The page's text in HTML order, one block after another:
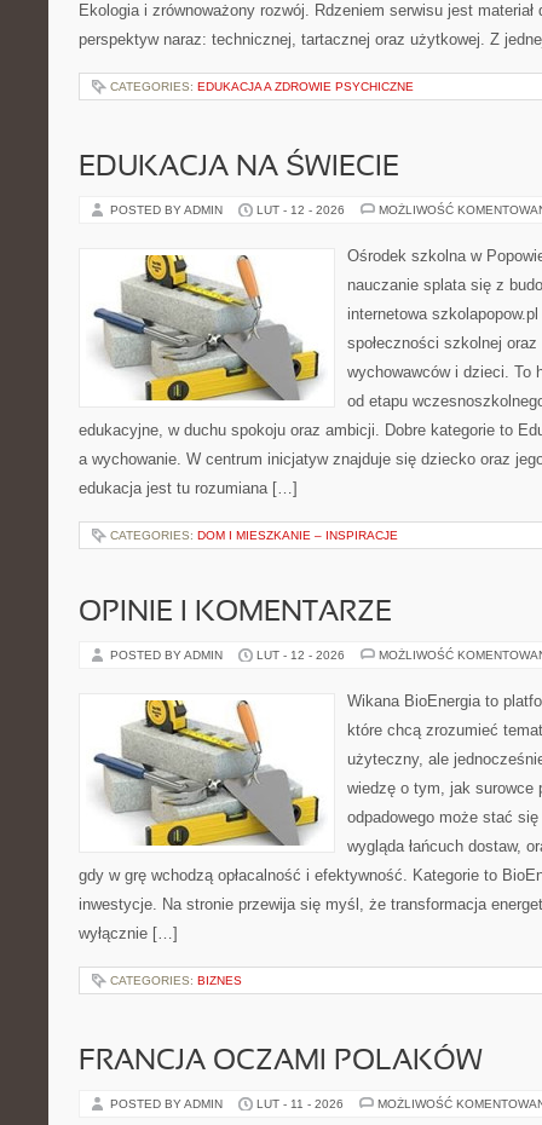
Ekologia i zrównoważony rozwój. Rdzeniem serwisu jest
perspektyw naraz: technicznej, tartacznej oraz użytkowej. Z
CATEGORIES: EDUKACJA A ZDROWIE PSYCHICZNE
EDUKACJA NA ŚWIECIE
POSTED BY ADMIN LUT - 12 - 2026 MOŻLIWOŚĆ
Ośrodek szkolna w
nauczanie splata się z
internetowa
społeczności szkolnej
wychowawców i dzieci. To
od etapu
edukacyjne, w duchu spokoju oraz ambicji. Dobre kategorie to
a wychowanie. W centrum inicjatyw znajduje się dziecko oraz
edukacja jest tu rozumiana […]
CATEGORIES: DOM I MIESZKANIE – INSPIRACJE
OPINIE I KOMENTARZE
POSTED BY ADMIN LUT - 12 - 2026 MOŻLIWOŚĆ
Wikana BioEnergia to
które chcą zrozumieć
użyteczny, ale
wiedzę o tym, jak surowce
odpadowego może stać
wygląda łańcuch dostaw,
gdy w grę wchodzą opłacalność i efektywność. Kategorie to
inwestycje. Na stronie przewija się myśl, że transformacja
wyłącznie […]
CATEGORIES: BIZNES
FRANCJA OCZAMI POLAKÓW
POSTED BY ADMIN LUT - 11 - 2026 MOŻLIWOŚĆ